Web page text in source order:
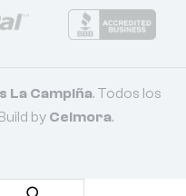
La Campiña. Todos los
byCelmora.